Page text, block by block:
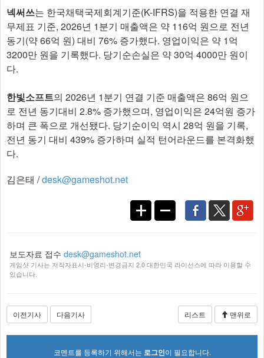
넥써쓰는 한국채택국제회계기준(K-IFRS)을 적용한 연결 재
무제표 기준, 2026년 1분기 매출액은 약 116억 원으로 전년
동기(약 66억 원) 대비 76% 증가했다. 영업이익은 약 1억
3200만 원을 기록했다. 당기순손실은 약 30억 4000만 원이
다.
한빛소프트의 2026년 1분기 연결 기준 매출액은 86억 원으
로 전년 동기대비 2.8% 증가했으며, 영업이익은 24억원 증가
하며 큰 폭으로 개선됐다. 당기순이익 역시 28억 원을 기록,
전년 동기 대비 439% 증가하며 실적 턴어라운드를 본격화했
다.
김은태 /desk@gameshot.net
보도자료 접수 desk@gameshot.net
게임샷 기사는 저작자표시-비영리-변경금지 2.0 대한민국 라이선스에 따라 이용할 수
있습니다.
이전기사 다음기사 리스트 맨위로
코멘트를 등록하기 위해서는 로그인이 필요합니다.